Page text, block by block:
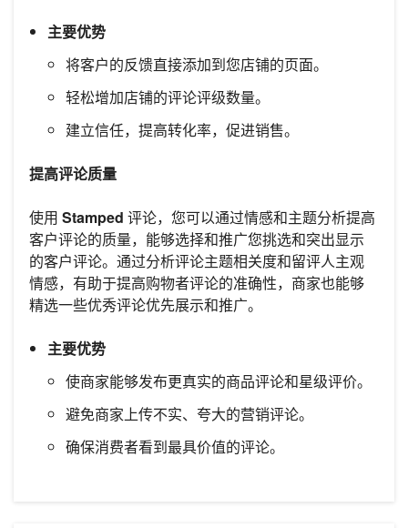
主要优势
将客户的反馈直接添加到您店铺的页面。
轻松增加店铺的评论评级数量。
建立信任，提高转化率，促进销售。
提高评论质量
使用 Stamped 评论，您可以通过情感和主题分析提高
客户评论的质量，能够选择和推广您挑选和突出显示
的客户评论。通过分析评论主题相关度和留评人主观
情感，有助于提高购物者评论的准确性，商家也能够
精选一些优秀评论优先展示和推广。
主要优势
使商家能够发布更真实的商品评论和星级评价。
避免商家上传不实、夸大的营销评论。
确保消费者看到最具价值的评论。